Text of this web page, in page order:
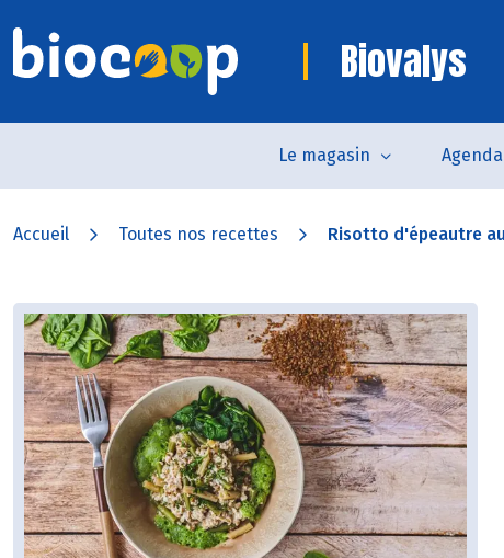
Biovalys
Le magasin Agenda
Accueil Toutes nos recettes Risotto d'épeautre